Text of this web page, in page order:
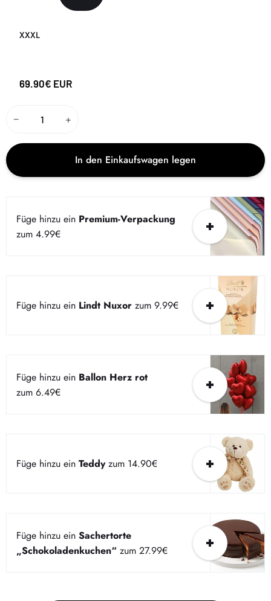
XXXL
69.90€ EUR
− +
In den Einkaufswagen legen
Füge hinzu ein Premium-Verpackung
zum 4.99€
Füge hinzu ein Lindt Nuxor zum 9.99€
Füge hinzu ein Ballon Herz rot
zum 6.49€
Füge hinzu ein Teddy zum 14.90€
Füge hinzu ein Sachertorte
„Schokoladenkuchen“ zum 27.99€